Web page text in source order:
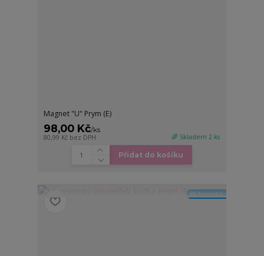
Magnet "U" Prym (E)
98,00 Kč/ks
80,99 Kč bez DPH 🌈 Skladem 2 ks
Přidat do košíku
🆕 Novinka